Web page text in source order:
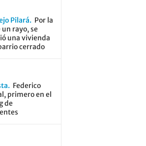
Pilará
Por la
un rayo, se
una vivienda
cerrado
Federico
primero en el
de